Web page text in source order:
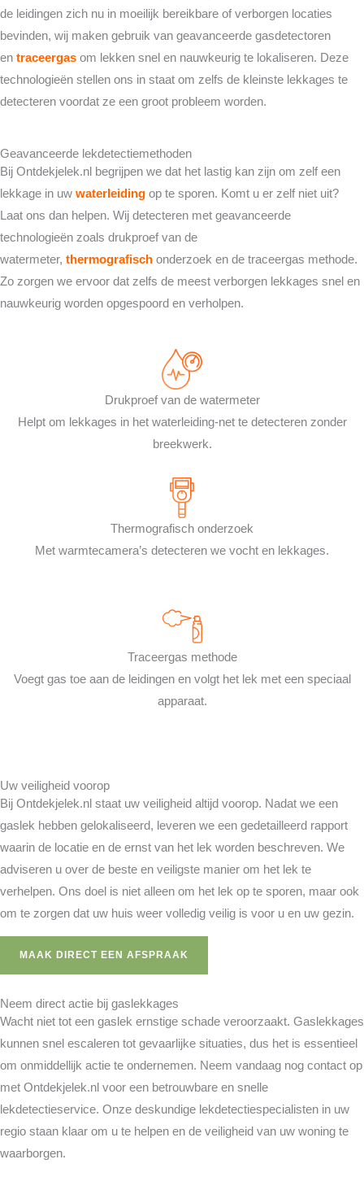
de leidingen zich nu in moeilijk bereikbare of verborgen locaties
bevinden, wij maken gebruik van geavanceerde gasdetectoren
en traceergas om lekken snel en nauwkeurig te lokaliseren. Deze
technologieën stellen ons in staat om zelfs de kleinste lekkages te
detecteren voordat ze een groot probleem worden.
Geavanceerde lekdetectiemethoden
Bij Ontdekjelek.nl begrijpen we dat het lastig kan zijn om zelf een
lekkage in uw waterleiding op te sporen. Komt u er zelf niet uit?
Laat ons dan helpen. Wij detecteren met geavanceerde
technologieën zoals drukproef van de
watermeter, thermografisch onderzoek en de traceergas methode.
Zo zorgen we ervoor dat zelfs de meest verborgen lekkages snel en
nauwkeurig worden opgespoord en verholpen.
Drukproef van de watermeter
Helpt om lekkages in het waterleiding-net te detecteren zonder
breekwerk.
Thermografisch onderzoek
Met warmtecamera’s detecteren we vocht en lekkages.
Traceergas methode
Voegt gas toe aan de leidingen en volgt het lek met een speciaal
apparaat.
Uw veiligheid voorop
Bij Ontdekjelek.nl staat uw veiligheid altijd voorop. Nadat we een
gaslek hebben gelokaliseerd, leveren we een gedetailleerd rapport
waarin de locatie en de ernst van het lek worden beschreven. We
adviseren u over de beste en veiligste manier om het lek te
verhelpen. Ons doel is niet alleen om het lek op te sporen, maar ook
om te zorgen dat uw huis weer volledig veilig is voor u en uw gezin.
MAAK DIRECT EEN AFSPRAAK
Neem direct actie bij gaslekkages
Wacht niet tot een gaslek ernstige schade veroorzaakt. Gaslekkages
kunnen snel escaleren tot gevaarlijke situaties, dus het is essentieel
om onmiddellijk actie te ondernemen. Neem vandaag nog contact op
met Ontdekjelek.nl voor een betrouwbare en snelle
lekdetectieservice. Onze deskundige lekdetectiespecialisten in uw
regio staan klaar om u te helpen en de veiligheid van uw woning te
waarborgen.